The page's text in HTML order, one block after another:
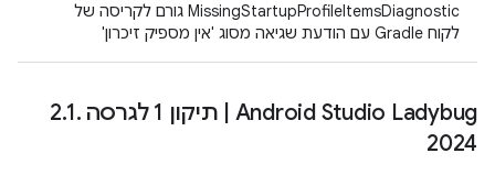
MissingStartupProfileItemsDiagnostic גורם לקריסה של
לקוח Gradle עם הודעת שגיאה מסוג 'אין מספיק זיכרון'
Android Studio Ladybug תיקון 1 לגרסה 2 .1.
2024